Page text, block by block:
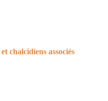
et chalcidiens associés